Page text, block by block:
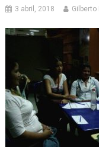
3 abril, 2018 Gilberto